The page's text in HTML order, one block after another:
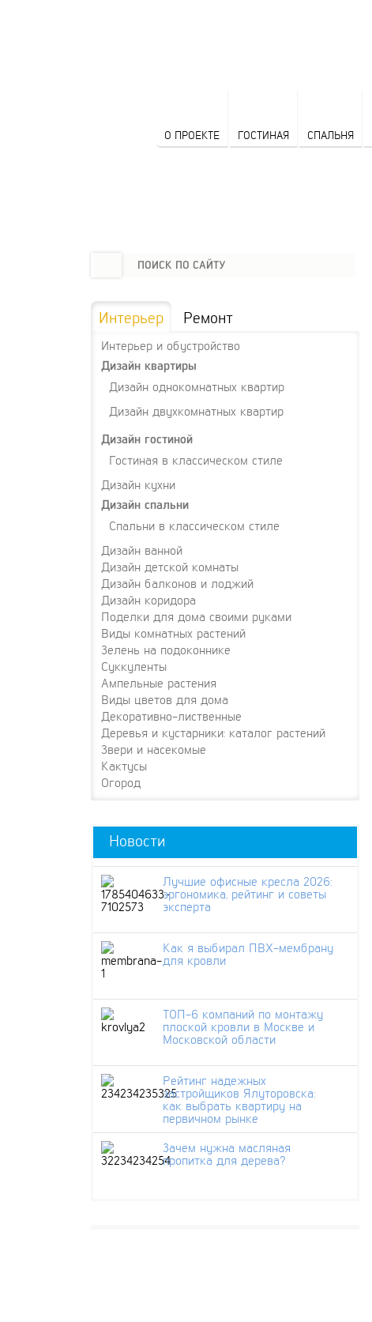
О ПРОЕКТЕ ГОСТИНАЯ СПАЛЬНЯ
Интерьер Ремонт
Интерьер и обустройство
Дизайн квартиры
Дизайн однокомнатных квартир
Дизайн двухкомнатных квартир
Дизайн гостиной
Гостиная в классическом стиле
Дизайн кухни
Дизайн спальни
Спальни в классическом стиле
Дизайн ванной
Дизайн детской комнаты
Дизайн балконов и лоджий
Дизайн коридора
Поделки для дома своими руками
Виды комнатных растений
Зелень на подоконнике
Суккуленты
Ампельные растения
Виды цветов для дома
Декоративно-лиственные
Деревья и кустарники: каталог растений
Звери и насекомые
Кактусы
Огород
Новости
Лучшие офисные кресла 2026:
эргономика, рейтинг и советы
эксперта
Как я выбирал ПВХ-мембрану
для кровли
ТОП-6 компаний по монтажу
плоской кровли в Москве и
Московской области
Рейтинг надежных
застройщиков Ялуторовска:
как выбрать квартиру на
первичном рынке
Зачем нужна масляная
пропитка для дерева?